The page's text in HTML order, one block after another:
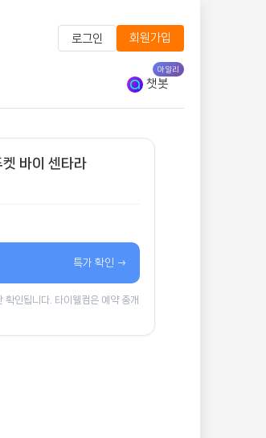
로그인 회원가입
챗봇
아일리
바이 센타라
특가 확인 →
확인됩니다. 타이웰컴은 예약 중개